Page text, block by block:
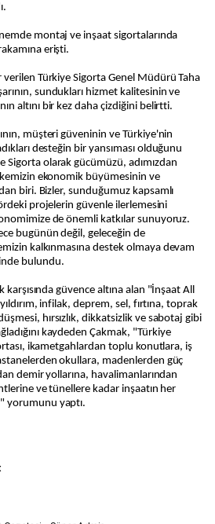
montaj ve inşaat sigortalarında
erişti.
verilen Türkiye Sigorta Genel Müdürü Taha
sundukları hizmet kalitesinin ve
altını bir kez daha çizdiğini belirtti.
müşteri güveninin ve Türkiye'nin
desteğin bir yansıması olduğunu
Sigorta olarak gücümüzü, adımızdan
ekonomik büyümesinin ve
biri. Bizler, sunduğumuz kapsamlı
projelerin güvenle ilerlemesini
de önemli katkılar sunuyoruz.
bugünün değil, geleceğin de
kalkınmasına destek olmaya devam
bulundu.
güvence altına alan "İnşaat All
infilak, deprem, sel, fırtına, toprak
hırsızlık, dikkatsizlik ve sabotaj gibi
kaydeden Çakmak, "Türkiye
ikametgahlardan toplu konutlara, iş
okullara, madenlerden güç
demir yollarına, havalimanlarından
ve tünellere kadar inşaatın her
yorumunu yaptı.